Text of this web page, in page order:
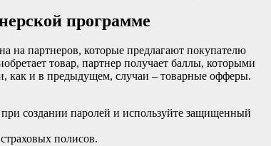
программе
на партнеров, которые предлагают покупателю
товар, партнер получает баллы, которыми
как и в предыдущем, случаи – товарные офферы.
создании паролей и используйте защищенный
полисов.